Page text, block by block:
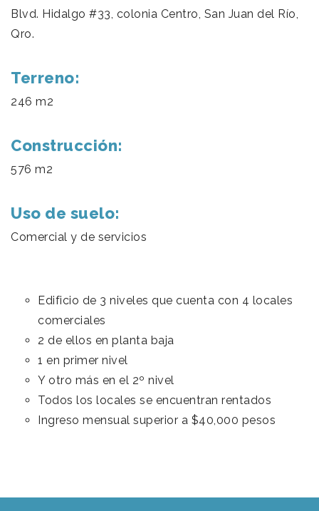
Blvd. Hidalgo #33, colonia Centro, San Juan del Río,
Qro.
Terreno:
246 m2
Construcción:
576 m2
Uso de suelo:
Comercial y de servicios
Edificio de 3 niveles que cuenta con 4 locales
comerciales
2 de ellos en planta baja
1 en primer nivel
Y otro más en el 2º nivel
Todos los locales se encuentran rentados
Ingreso mensual superior a $40,000 pesos